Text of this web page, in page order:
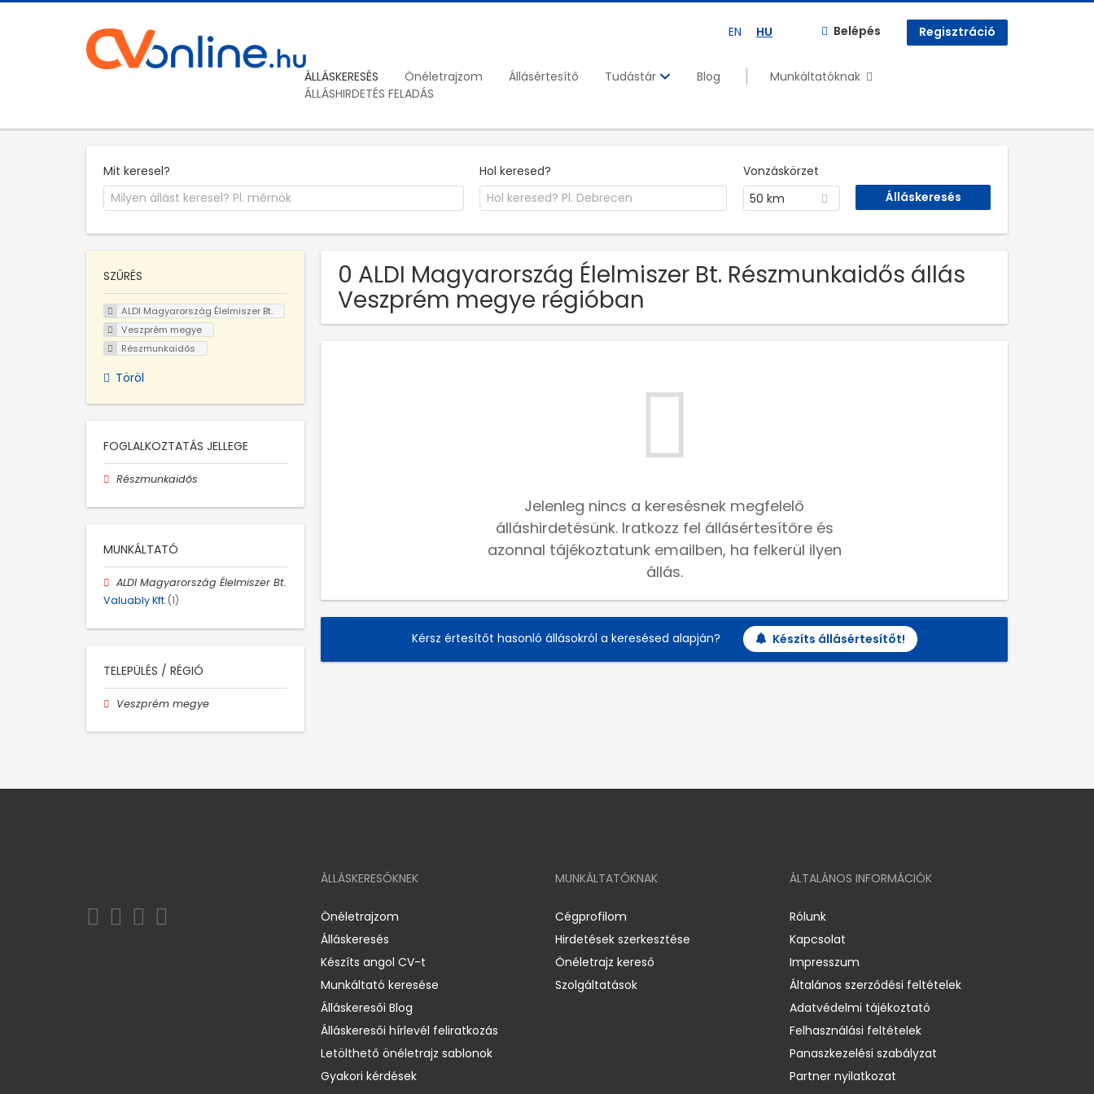
EN HU Belépés Regisztráció
ÁLLÁSKERESÉS Önéletrajzom Állásértesítő Tudástár Blog
Munkáltatóknak
ÁLLÁSHIRDETÉS FELADÁS
Mit keresel? Hol keresed?
Vonzáskörzet
50 km
0 ALDI Magyarország Élelmiszer Bt. Részmunkaidős állás
Veszprém megye régióban
Jelenleg nincs a keresésnek megfelelő
álláshirdetésünk. Iratkozz fel állásértesítőre és
azonnal tájékoztatunk emailben, ha felkerül ilyen
állás.
Kérsz értesítőt hasonló állásokról a keresésed alapján? Készíts állásértesítőt!
SZŰRÉS
ALDI Magyarország Élelmiszer Bt.
Veszprém megye
Részmunkaidős
Töröl
FOGLALKOZTATÁS JELLEGE
Részmunkaidős
MUNKÁLTATÓ
ALDI Magyarország Élelmiszer Bt.
Valuably Kft (1)
TELEPÜLÉS / RÉGIÓ
Veszprém megye
ÁLLÁSKERESŐKNEK
Önéletrajzom
Álláskeresés
Készíts angol CV-t
Munkáltató keresése
Álláskeresői Blog
Álláskeresői hírlevél feliratkozás
Letölthető önéletrajz sablonok
Gyakori kérdések
MUNKÁLTATÓKNAK
Cégprofilom
Hirdetések szerkesztése
Önéletrajz kereső
Szolgáltatások
ÁLTALÁNOS INFORMÁCIÓK
Rólunk
Kapcsolat
Impresszum
Általános szerződési feltételek
Adatvédelmi tájékoztató
Felhasználási feltételek
Panaszkezelési szabályzat
Partner nyilatkozat